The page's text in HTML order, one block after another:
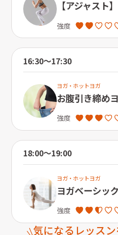
【アジャスト
強度
16:30〜17:30
ヨガ・ホットヨガ
お腹引き締め
強度
18:00〜19:00
ヨガ・ホットヨガ
ヨガベーシック
強度
気になるレッスン